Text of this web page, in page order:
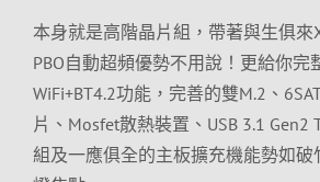
本身就是高階晶片組，帶著與生俱來
PBO自動超頻優勢不用說！更給你完
WiFi+BT4.2功能，完善的雙M.2、
片、Mosfet散熱裝置、USB 3.1 Gen2
組及一應俱全的主板擴充機能勢如